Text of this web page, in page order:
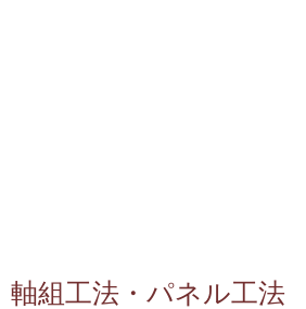
軸組工法・パネル工法